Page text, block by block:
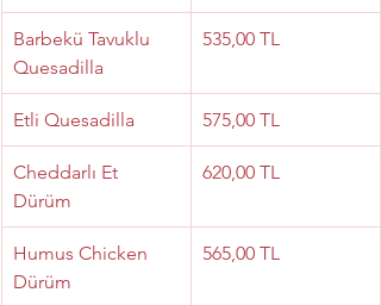
Barbekü Tavuklu
Quesadilla
535,00 TL
Etli Quesadilla 575,00 TL
Cheddarlı Et
Dürüm
620,00 TL
Humus Chicken
Dürüm
565,00 TL